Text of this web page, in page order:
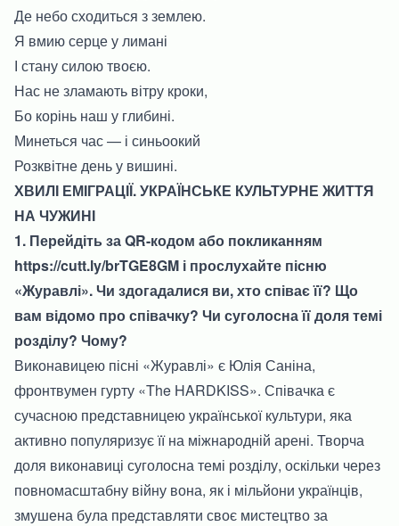
Де небо сходиться з землею.
Я вмию серце у лимані
І стану силою твоєю.
Нас не зламають вітру кроки,
Бо корінь наш у глибині.
Минеться час — і синьоокий
Розквітне день у вишині.
ХВИЛІ ЕМІГРАЦІЇ. УКРАЇНСЬКЕ КУЛЬТУРНЕ ЖИТТЯ
НА ЧУЖИНІ
1. Перейдіть за QR-кодом або покликанням
https://cutt.ly/brTGE8GM і прослухайте пісню
«Журавлі». Чи здогадалися ви, хто співає її? Що
вам відомо про співачку? Чи суголосна її доля темі
розділу? Чому?
Виконавицею пісні «Журавлі» є Юлія Саніна,
фронтвумен гурту «The HARDKISS». Співачка є
сучасною представницею української культури, яка
активно популяризує її на міжнародній арені. Творча
доля виконавиці суголосна темі розділу, оскільки через
повномасштабну війну вона, як і мільйони українців,
змушена була представляти своє мистецтво за